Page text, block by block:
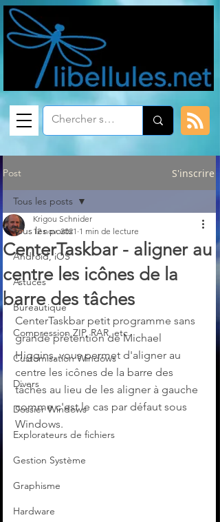
Post S'inscrire
Tous les posts
Android, iOS
Astuces
Bureautique
Compression ZIP, RAR, etc.
Customisation Windows
Divers
Dossier Windows
Explorateurs de fichiers
Gestion Système
Graphisme
Hardware
Tous les posts
CenterTaskbar - aligner au
centre les icônes de la
barre des tâches
Krigou Schnider
12 nov. 2021 1 min de lecture
CenterTaskbar petit programme sans
grande prétention de Michael
Higgins, vous permet d'aligner au
centre les icônes de la barre des
tâches au lieu de les aligner à gauche
comme c'est le cas par défaut sous
Windows.